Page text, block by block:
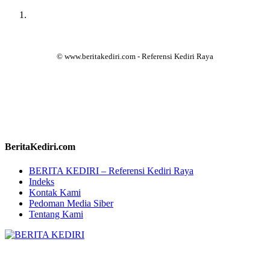
© www.beritakediri.com - Referensi Kediri Raya
BeritaKediri.com
BERITA KEDIRI – Referensi Kediri Raya
Indeks
Kontak Kami
Pedoman Media Siber
Tentang Kami